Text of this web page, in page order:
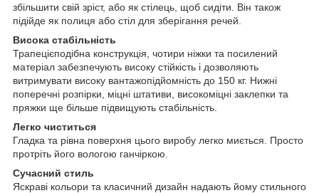
збільшити свій зріст, або як стілець, щоб сидіти. Він також
підійде як полиця або стіл для зберігання речей.
Висока стабільність
Трапецієподібна конструкція, чотири ніжки та посилений
матеріал забезпечують високу стійкість і дозволяють
витримувати високу вантажопідйомність до 150 кг. Нижні
поперечні розпірки, міцні штативи, високоміцні заклепки та
пряжки ще більше підвищують стабільність.
Легко чиститься
Гладка та рівна поверхня цього виробу легко миється. Просто
протріть його вологою ганчіркою.
Сучасний стиль
Яскраві кольори та класичний дизайн надають йому стильного